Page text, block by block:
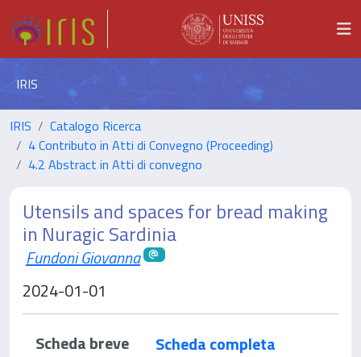
IRIS
IRIS
Catalogo Ricerca
4 Contributo in Atti di Convegno (Proceeding)
4.2 Abstract in Atti di convegno
Utensils and spaces for bread making
in Nuragic Sardinia
Fundoni Giovanna
2024-01-01
Scheda breve
Scheda completa